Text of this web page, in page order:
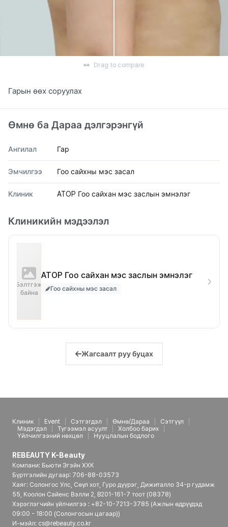
Drag to compare
Гарын өөх соруулах
Өмнө ба Дараа дэлгэрэнгүй
Ангилал Гар
Эмчилгээ Гоо сайхны мэс засал
Клиник ATOP Гоо сайхан мэс заслын эмнэлэг
Клиникийн мэдээлэл
Бэлтгэж
байна
ATOP Гоо сайхан мэс заслын эмнэлэг
Гоо сайхны мэс засал
Жагсаалт руу буцах
Клиник Event Сэтгэгдэл Өмнө/Дараа
Сэтгүүл
Мэдэгдэл
Түгээмэл асуулт
Холбоо барих
Үйлчилгээний нөхцөл
Нууцлалын бодлого
REBEAUTY K-Beauty
Компани: Бьюти Эгэйн ХХК
Бүртгэлийн дугаар: 706-88-03573
Хаяг: Солонгос Улс, Сөүл хот, Гуро дүүрэг, Дижиталло 34-р гудамж
55, Коолон Сайенс Вэлли 2, B201-161-7 тоот (08378)
Хэрэглэгчийн үйлчилгээ : +82-10-7213-3785 (Ажлын өдрүүдэд
09:00 - 18:00 (Солонгосын цагаар))
И-мэйл: cs@rebeauty.co.kr